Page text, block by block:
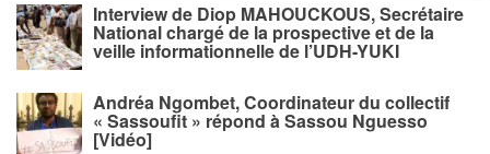
Interview de Diop MAHOUCKOUS, Secrétaire
National chargé de la prospective et de la
veille informationnelle de l’UDH-YUKI
Andréa Ngombet, Coordinateur du collectif
« Sassoufit » répond à Sassou Nguesso
[Vidéo]